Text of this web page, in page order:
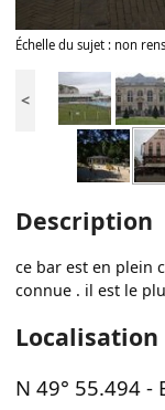
Échelle du sujet : non
<
Description
ce bar est en plein
connue . il est le
Localisation
N 49° 55.494 -